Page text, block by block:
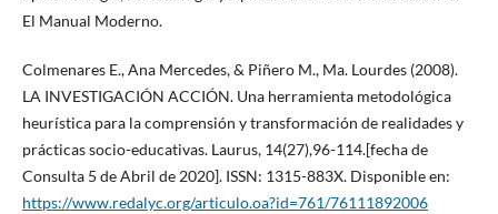
El Manual Moderno.
Colmenares E., Ana Mercedes, & Piñero M., Ma. Lourdes (2008).
LA INVESTIGACIÓN ACCIÓN. Una herramienta metodológica
heurística para la comprensión y transformación de realidades y
prácticas socio-educativas. Laurus, 14(27),96-114.[fecha de
Consulta 5 de Abril de 2020]. ISSN: 1315-883X. Disponible en:
https://www.redalyc.org/articulo.oa?id=761/76111892006